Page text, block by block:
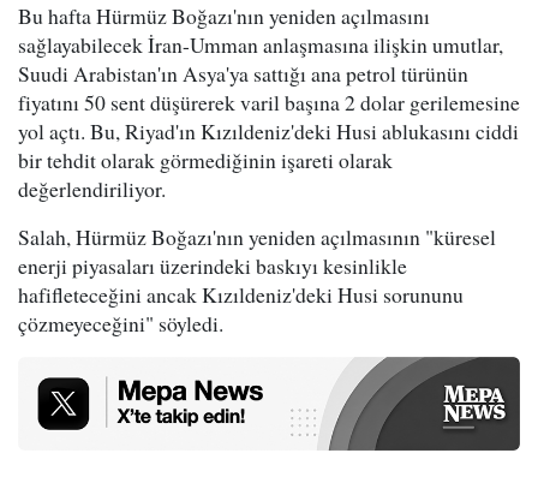
Bu hafta Hürmüz Boğazı'nın yeniden açılmasını
sağlayabilecek İran-Umman anlaşmasına ilişkin umutlar,
Suudi Arabistan'ın Asya'ya sattığı ana petrol türünün
fiyatını 50 sent düşürerek varil başına 2 dolar gerilemesine
yol açtı. Bu, Riyad'ın Kızıldeniz'deki Husi ablukasını ciddi
bir tehdit olarak görmediğinin işareti olarak
değerlendiriliyor.
Salah, Hürmüz Boğazı'nın yeniden açılmasının "küresel
enerji piyasaları üzerindeki baskıyı kesinlikle
hafifleteceğini ancak Kızıldeniz'deki Husi sorununu
çözmeyeceğini" söyledi.